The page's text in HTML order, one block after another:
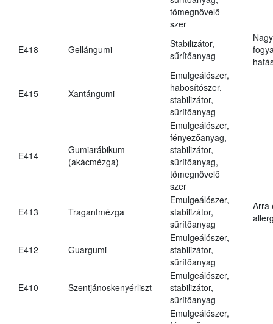
tömegnövelő
szer
E418 Gellángumi
Stabilizátor,
sűrítőanyag
E415 Xantángumi
Emulgeálószer,
habosítószer,
stabilizátor,
sűrítőanyag
E414
Gumiarábikum
(akácmézga)
Emulgeálószer,
fényezőanyag,
stabilizátor,
sűrítőanyag,
tömegnövelő
szer
E413 Tragantmézga
Emulgeálószer,
stabilizátor,
sűrítőanyag
Arra
E412 Guargumi
Emulgeálószer,
stabilizátor,
sűrítőanyag
E410 Szentjánoskenyérliszt
Emulgeálószer,
stabilizátor,
sűrítőanyag
Emulgeálószer,